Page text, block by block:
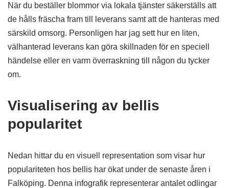
När du beställer blommor via lokala tjänster säkerställs att
de hålls fräscha fram till leverans samt att de hanteras med
särskild omsorg. Personligen har jag sett hur en liten,
välhanterad leverans kan göra skillnaden för en speciell
händelse eller en varm överraskning till någon du tycker
om.
Visualisering av bellis
popularitet
Nedan hittar du en visuell representation som visar hur
populariteten hos bellis har ökat under de senaste åren i
Falköping. Denna infografik representerar antalet odlingar